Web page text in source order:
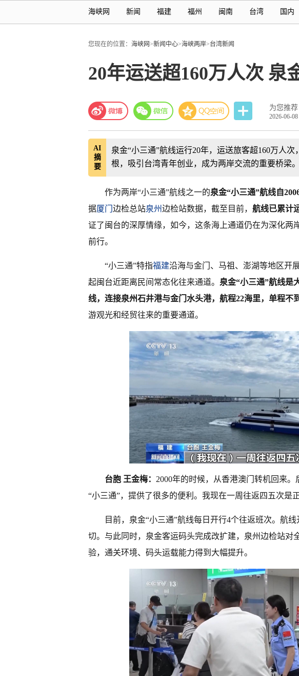
海峡网 新闻 福建 福州 闽南 台湾 国内
您现在的位置： 海峡网>新闻中心>海峡两岸>台湾新闻
20年运送超160万人次 泉
为您推荐
2026-06-
AI
摘
要
泉金“小三通”航线运行20年，运送旅客超160万人
根，吸引台湾青年创业，成为两岸交流的重要桥梁。
作为两岸“小三通”航线之一的泉金“小三通”航线自
据厦门 边检总站泉州边检站数据，截至目前， 航线已累计
证了闽台的深厚情缘，如今，这条海上通道仍在为深化两
前行。
“小三通”特指福建沿海与金门、马祖、澎湖等地区开
起闽台近距离民间常态化往来通道。 泉金“小三通”航线是
线，连接泉州石井港与金门水头港，航程22海里，单程不
游观光和经贸往来的重要通道。
台胞 王金梅： 2000年的时候，从香港澳门转机回来
“小三通”，提供了很多的便利。我现在一周往返四五次是正
目前，泉金“小三通”航线每日开行4个往返班次。航
切。与此同时，泉金客运码头完成改扩建，泉州边检站对
验，通关环境、码头运载能力得到大幅提升。